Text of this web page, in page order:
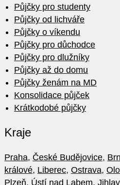
Půjčky pro studenty
Půjčky od lichváře
Půjčky o víkendu
Půjčky pro důchodce
Půjčky pro dlužníky
Půjčky až do domu
Půjčky ženám na MD
Konsolidace půjček
Krátkodobé půjčky
Kraje
Praha, České Budějovice,
králové, Liberec, Ostrava,
Plzeň, Ústí nad Labem,